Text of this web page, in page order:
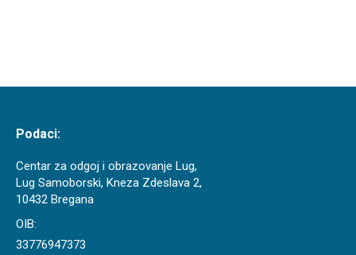
Podaci:
Centar za odgoj i obrazovanje Lug,
Lug Samoborski, Kneza Zdeslava 2,
10432 Bregana
OIB:
33776947373